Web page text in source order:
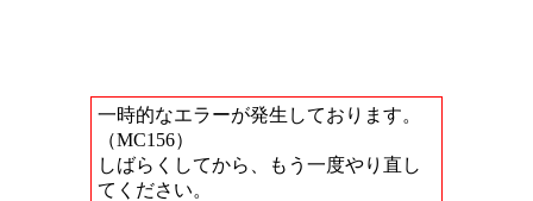
一時的なエラーが発生しております。
（MC156）
しばらくしてから、もう一度やり直し
てください。